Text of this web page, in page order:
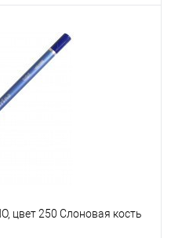
В наличии
цвет 250 Слоновая кость